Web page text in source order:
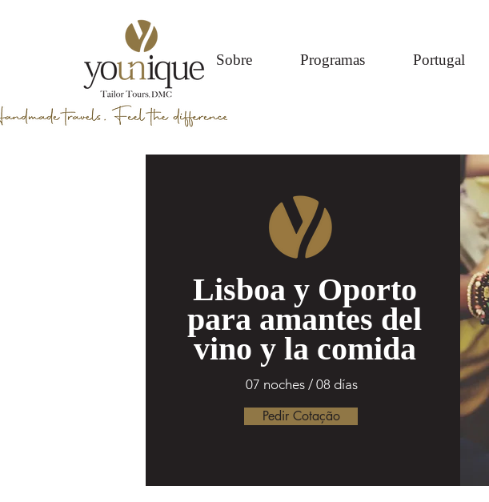
Sobre Programas Portugal
Lisboa y Oporto
para amantes del
vino y la comida
07 noches / 08 días
Pedir Cotação